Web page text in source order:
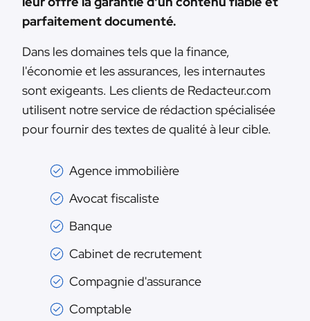
parfaitement documenté.
Dans les domaines tels que la finance,
l'économie et les assurances, les internautes
sont exigeants. Les clients de Redacteur.com
utilisent notre service de rédaction spécialisée
pour fournir des textes de qualité à leur cible.
Agence immobilière
Avocat fiscaliste
Banque
Cabinet de recrutement
Compagnie d'assurance
Comptable